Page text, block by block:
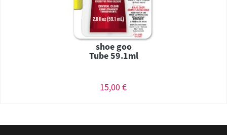
shoe goo
Tube 59.1ml
15,00 €